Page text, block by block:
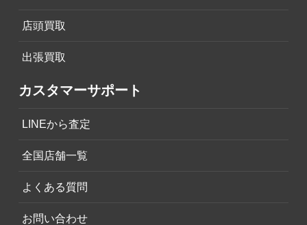
店頭買取
出張買取
カスタマーサポート
LINEから査定
全国店舗一覧
よくある質問
お問い合わせ